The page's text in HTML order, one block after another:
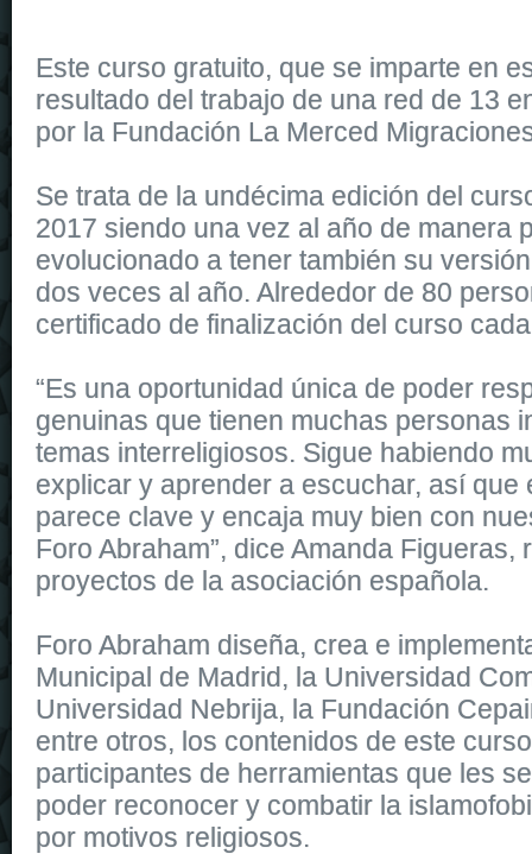
Este curso gratuito, que se imparte en
resultado del trabajo de una red de 13
por la Fundación La Merced
Se trata de la undécima edición del
2017 siendo una vez al año de manera
evolucionado a tener también su
dos veces al año. Alrededor de 80
certificado de finalización del curso
“Es una oportunidad única de poder
genuinas que tienen muchas personas
temas interreligiosos. Sigue habiendo
explicar y aprender a escuchar, así que
parece clave y encaja muy bien con
Foro Abraham”, dice Amanda Figueras,
proyectos de la asociación española.
Foro Abraham diseña, crea e
Municipal de Madrid, la Universidad
Universidad Nebrija, la Fundación
entre otros, los contenidos de este
participantes de herramientas que les
poder reconocer y combatir la
por motivos religiosos.